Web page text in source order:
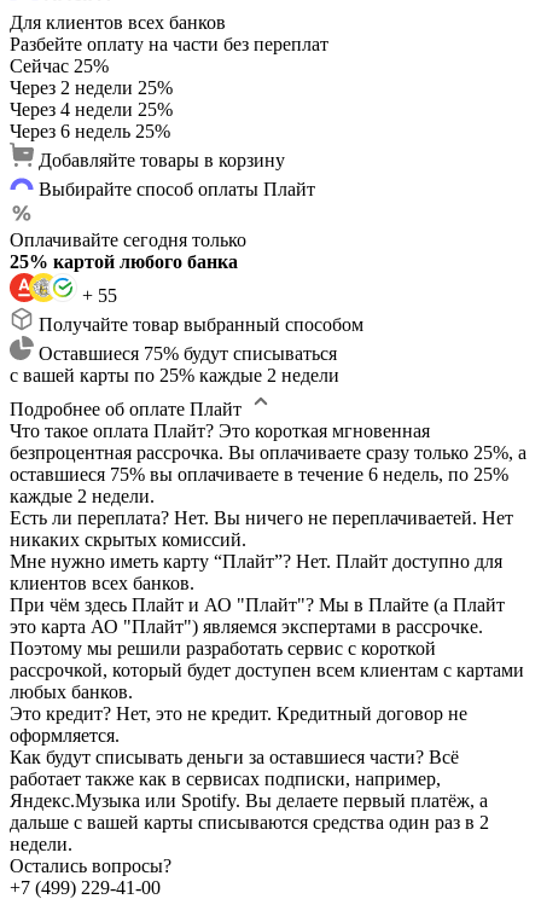
Для клиентов всех банков
Разбейте оплату на части без переплат
Сейчас 25%
Через 2 недели 25%
Через 4 недели 25%
Через 6 недель 25%
Добавляйте товары в корзину
Выбирайте способ оплаты Плайт
Оплачивайте сегодня только
25% картой любого банка
+ 55
Получайте товар выбранный способом
Оставшиеся 75% будут списываться
с вашей карты по 25% каждые 2 недели
Подробнее об оплате Плайт
Что такое оплата Плайт? Это короткая мгновенная
безпроцентная рассрочка. Вы оплачиваете сразу только 25%, а
оставшиеся 75% вы оплачиваете в течение 6 недель, по 25%
каждые 2 недели.
Есть ли переплата? Нет. Вы ничего не переплачиваетей. Нет
никаких скрытых комиссий.
Мне нужно иметь карту “Плайт”? Нет. Плайт доступно для
клиентов всех банков.
При чём здесь Плайт и АО "Плайт"? Мы в Плайте (а Плайт
это карта АО "Плайт") являемся экспертами в рассрочке.
Поэтому мы решили разработать сервис с короткой
рассрочкой, который будет доступен всем клиентам с картами
любых банков.
Это кредит? Нет, это не кредит. Кредитный договор не
оформляется.
Как будут списывать деньги за оставшиеся части? Всё
работает также как в сервисах подписки, например,
Яндекс.Музыка или Spotify. Вы делаете первый платёж, а
дальше с вашей карты списываются средства один раз в 2
недели.
Остались вопросы?
+7 (499) 229-41-00